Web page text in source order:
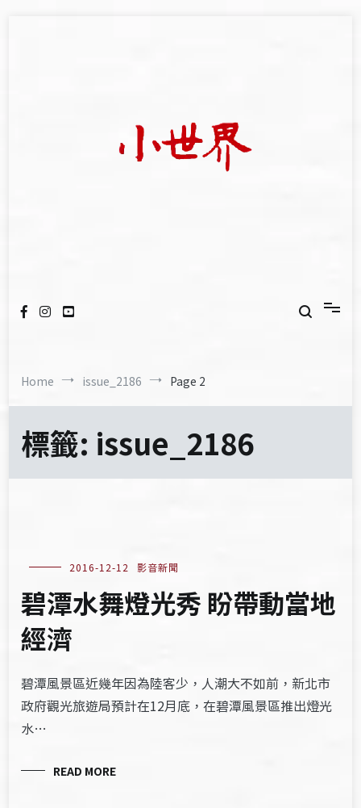
Home issue_2186 Page 2
標籤: issue_2186
2016-12-12 影音新聞
碧潭水舞燈光秀 盼帶動當地
經濟
碧潭風景區近幾年因為陸客少，人潮大不如前，新北市
政府觀光旅遊局預計在12月底，在碧潭風景區推出燈光
水…
READ MORE